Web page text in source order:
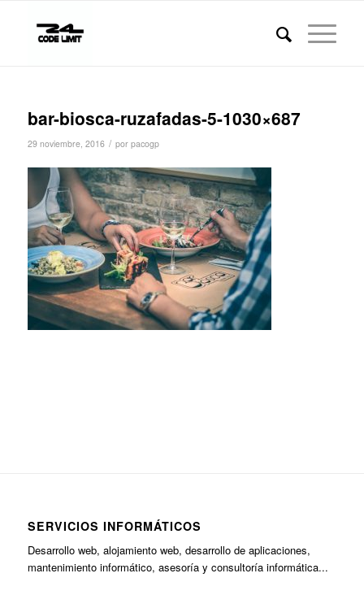
bar-biosca-ruzafadas-5-1030×687
29 noviembre, 2016 / por pacogp
SERVICIOS INFORMÁTICOS
Desarrollo web, alojamiento web, desarrollo de aplicaciones,
mantenimiento informático, asesoría y consultoría informática...